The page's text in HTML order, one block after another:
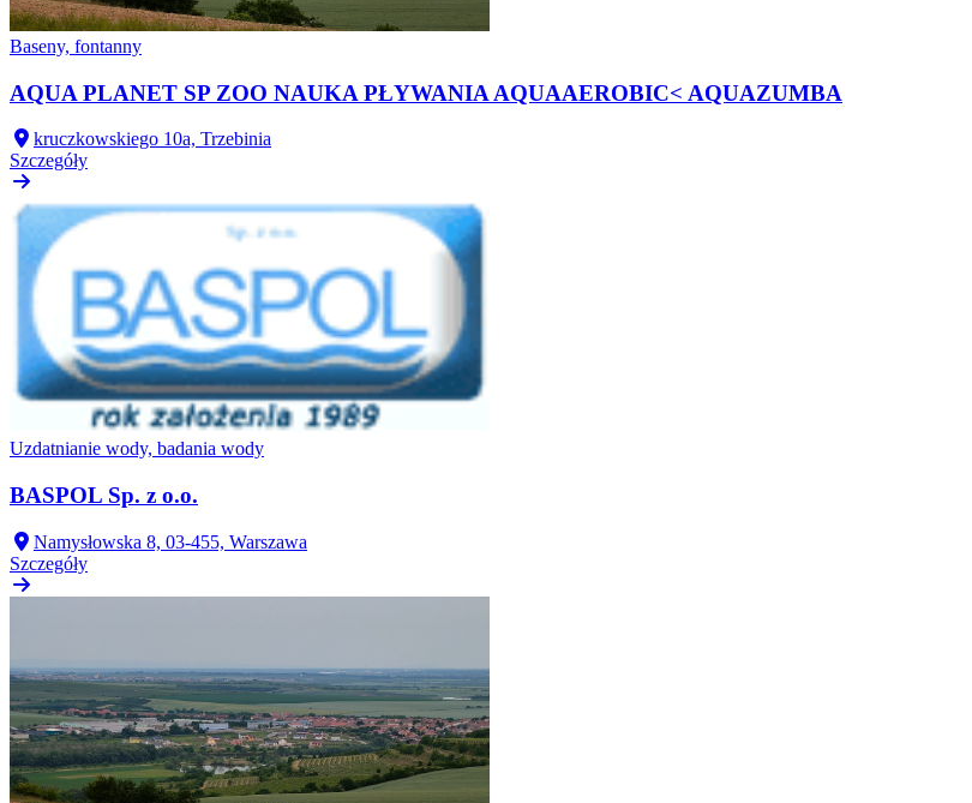
Baseny, fontanny
AQUA PLANET SP ZOO NAUKA PŁYWANIA AQUAAEROBIC< AQUAZUMBA
kruczkowskiego 10a, Trzebinia
Szczegóły
Uzdatnianie wody, badania wody
BASPOL Sp. z o.o.
Namysłowska 8, 03-455, Warszawa
Szczegóły